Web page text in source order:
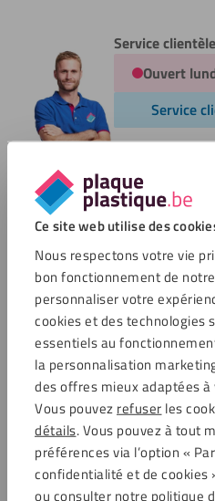
Ce site web utilise des
Nous respectons votre vie
bon fonctionnement de
personnaliser votre
cookies et des technologies
essentiels au
la personnalisation
des offres mieux adaptées
Vous pouvez refuser les
détails. Vous pouvez à tout
préférences via l’option «
confidentialité et de cookies
ou consulter notre politique
Service clientèle
Ouvert
Service
Options de paiement
Commentaires
4.6 / 5721 avis clients
Achats sécurisés
Service clientèle
Service clientèle
Frais de port